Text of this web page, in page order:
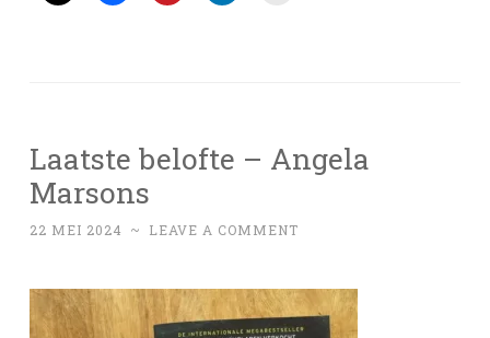
Laatste belofte – Angela
Marsons
22 MEI 2024 ~ LEAVE A COMMENT